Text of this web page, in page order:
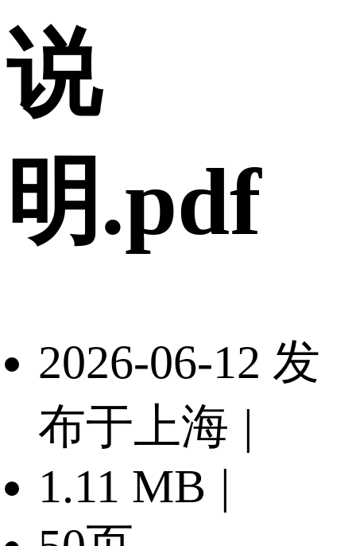
说
明.pdf
2026-06-12 发
布于上海 |
1.11 MB |